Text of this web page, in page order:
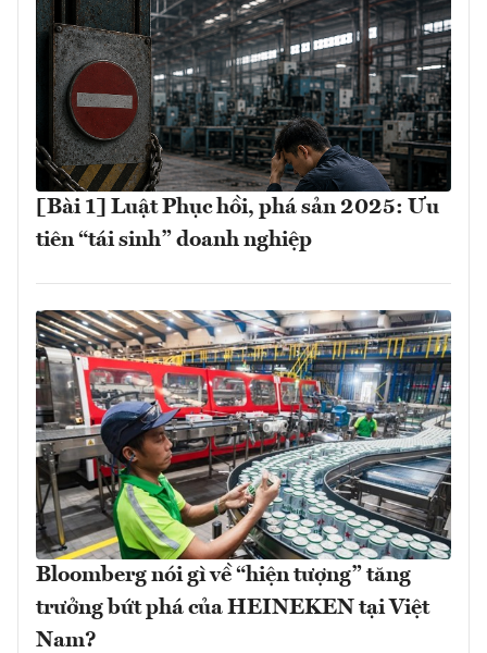
[Bài 1] Luật Phục hồi, phá sản 2025: Ưu
tiên “tái sinh” doanh nghiệp
Bloomberg nói gì về “hiện tượng” tăng
trưởng bứt phá của HEINEKEN tại Việt
Nam?